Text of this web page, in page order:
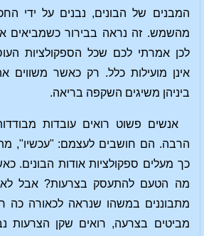
המבנים של הבונים, נבנים על ידי
מהשמש. זה נראה בבירור כשמביאים
לכן אמרתי לכם שכל הספקולציות
אינן מועילות כלל. רק כאשר משווים
ביניהן משיגים השקפה בריאה.
אנשים פשוט רואים עובדות
הרבה. הם חושבים לעצמם: "עכשיו",
כך מעלים ספקולציות אודות הבונים.
מה הטעם להתעסק בצרעות? אבל
מתבוננים במשהו שנראה לכאורה כה
מביטים בצרעה, רואים שקן הצרעות